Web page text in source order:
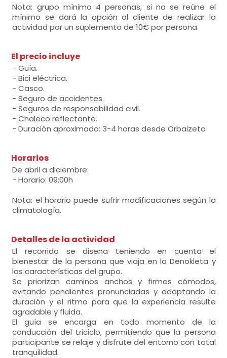
Nota: grupo mínimo 4 personas, si no se reúne el
mínimo se dará la opción al cliente de realizar la
actividad por un suplemento de 10€ por persona.
El precio incluye
- Guía.
- Bici eléctrica.
- Casco.
- Seguro de accidentes.
- Seguros de responsabilidad civil.
- Chaleco reflectante.
- Duración aproximada: 3-4 horas desde Orbaizeta
Horarios
De abril a diciembre:
- Horario: 09:00h
Nota: el horario puede sufrir modificaciones según la
climatología.
Detalles de la actividad
El recorrido se diseña teniendo en cuenta el
bienestar de la persona que viaja en la Denokleta y
las características del grupo.
Se priorizan caminos anchos y firmes cómodos,
evitando pendientes pronunciadas y adaptando la
duración y el ritmo para que la experiencia resulte
agradable y fluida.
El guía se encarga en todo momento de la
conducción del triciclo, permitiendo que la persona
participante se relaje y disfrute del entorno con total
tranquilidad.